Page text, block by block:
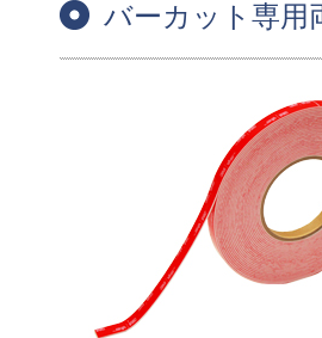
バーカット専用